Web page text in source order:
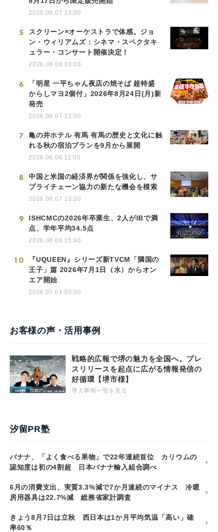
2026.08.07 13:00
5
スクリーン×オーケストラで体感。ジョ
ン・ウィリアムズ：シネマ・スペクタキ
ュラー・コンサート開催決定！
2026.08.08 10:00
6
「明星 一平ちゃん夜店の焼そば 超特盛
からしマヨ2個付」2026年8月24日(月)新
発売
2026.08.07 13:00
7
亀の井ホテル 有馬 有馬の歴史と文化に触
れる秋の宿泊プランを9月から展開
2026.08.06 11:00
8
中国と米国の経済界が関係を強化し、サ
プライチェーン協力の新たな機会を模索
2026.08.07 10:00
9
ISHCMCの2026年卒業生、2人がIBで満
点、学年平均34.5点
2026.08.06 15:40
10
『UQUEEN』シリーズ新TVCM「隣国の
王子」篇 2026年7月1日（水）からオン
エア開始
2026.07.01 00:00
お客様の声・活用事例
戦略的広報で堺の魅力を全国へ。プレ
スリリースを起点に広がる情報発信の
好循環【堺市様】
導入事例一覧を見る
汐留PR塾
バナナ、「よく食べる果物」で22年連続首位 カリウムの
認知度は初の4割超 日本バナナ輸入組合調べ
6月の消費支出、実質3.3%減で7か月連続のマイナス 冷暖
房用器具は22.7%減 総務省家計調査
きょう8月7日は立秋 西日本は1か月平均気温「高い」確
率60％